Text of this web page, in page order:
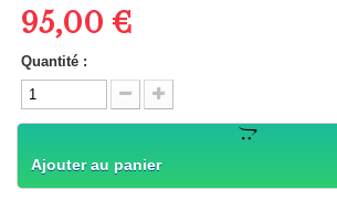
95,00 €
Quantité :
Ajouter au panier